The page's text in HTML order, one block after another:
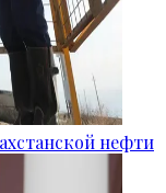
нефти